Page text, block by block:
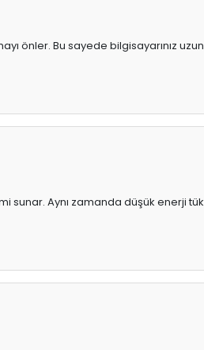
önler. Bu sayede bilgisayarınız
Aynı zamanda düşük enerji